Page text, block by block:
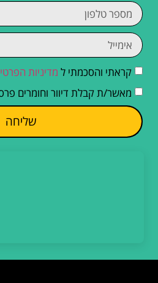
קראתי והסכמתי ל מדיניות
מאשר/ת קבלת דיוור וחומרים
שליחה